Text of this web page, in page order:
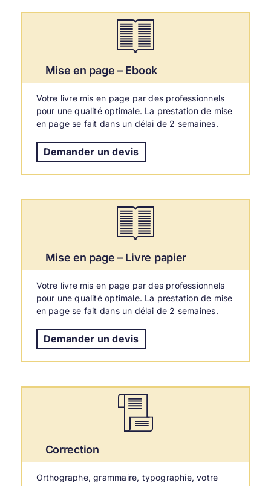
Mise en page – Ebook
Votre livre mis en page par des professionnels
pour une qualité optimale. La prestation de mise
en page se fait dans un délai de 2 semaines.
Demander un devis
Mise en page – Livre papier
Votre livre mis en page par des professionnels
pour une qualité optimale. La prestation de mise
en page se fait dans un délai de 2 semaines.
Demander un devis
Correction
Orthographe, grammaire, typographie, votre